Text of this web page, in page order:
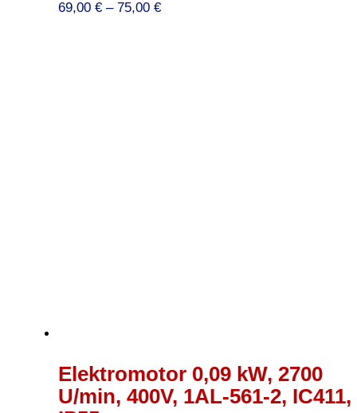
69,00 € – 75,00 €Preisspanne:
Elektromotor 0,09 kW, 2700
U/min, 400V, 1AL-561-2, IC411,